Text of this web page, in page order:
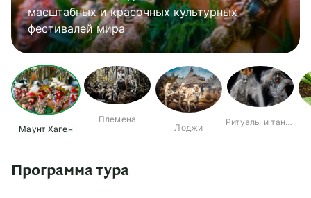
масштабных и красочных культурных
фестивалей мира
Погрузитесь в жизнь и культуру местных
племен
Переночуете в настоящих племенных лоджах
Увидите уникальные ритуалы и танцы
местных племен
разнообразию тропического леса и посетите
водопад Вии Товай
Маунт Хаген
Племена
Лоджи
Ритуалы и танцы
Программа тура